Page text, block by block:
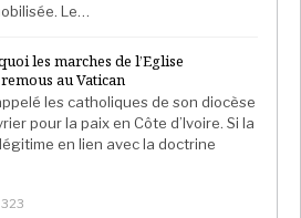
Le…
les marches de l’Eglise
au Vatican
les catholiques de son diocèse
pour la paix en Côte d’Ivoire. Si la
en lien avec la doctrine
323